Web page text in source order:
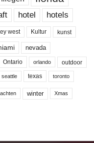
hotel hotels
west Kultur kunst
nevada
Ontario orlando outdoor
seattle texas toronto
winter Xmas